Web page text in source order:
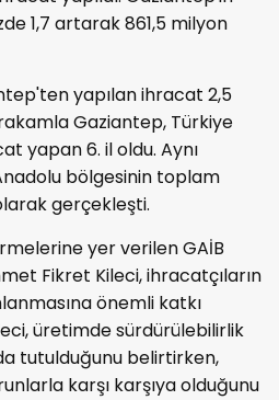
1,7 artarak 861,5 milyon
yapılan ihracat 2,5
Gaziantep, Türkiye
yapan 6. il oldu. Aynı
bölgesinin toplam
gerçekleşti.
yer verilen GAİB
Fikret Kileci, ihracatçıların
önemli katkı
üretimde sürdürülebilirlik
tutulduğunu belirtirken,
karşı karşıya olduğunu